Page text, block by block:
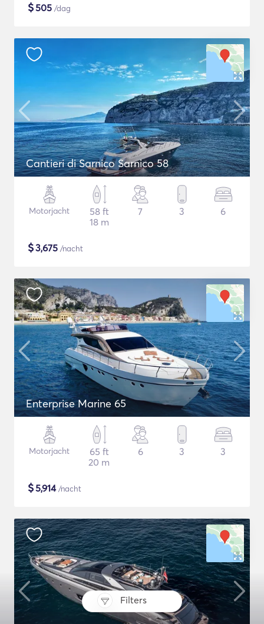
Filters
$505 /dag
Cantieri di Sarnico Sarnico 58
Motorjacht
58 ft
18 m
7 3 6
$3,675 /nacht
Enterprise Marine 65
Motorjacht
65 ft
20 m
6 3 3
$5,914/nacht